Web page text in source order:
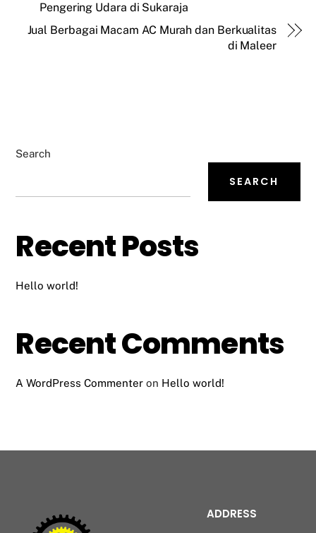
Pengering Udara di Sukaraja
Jual Berbagai Macam AC Murah dan Berkualitas
di Maleer
Search
SEARCH
Recent Posts
Hello world!
Recent Comments
A WordPress Commenter on Hello world!
ADDRESS